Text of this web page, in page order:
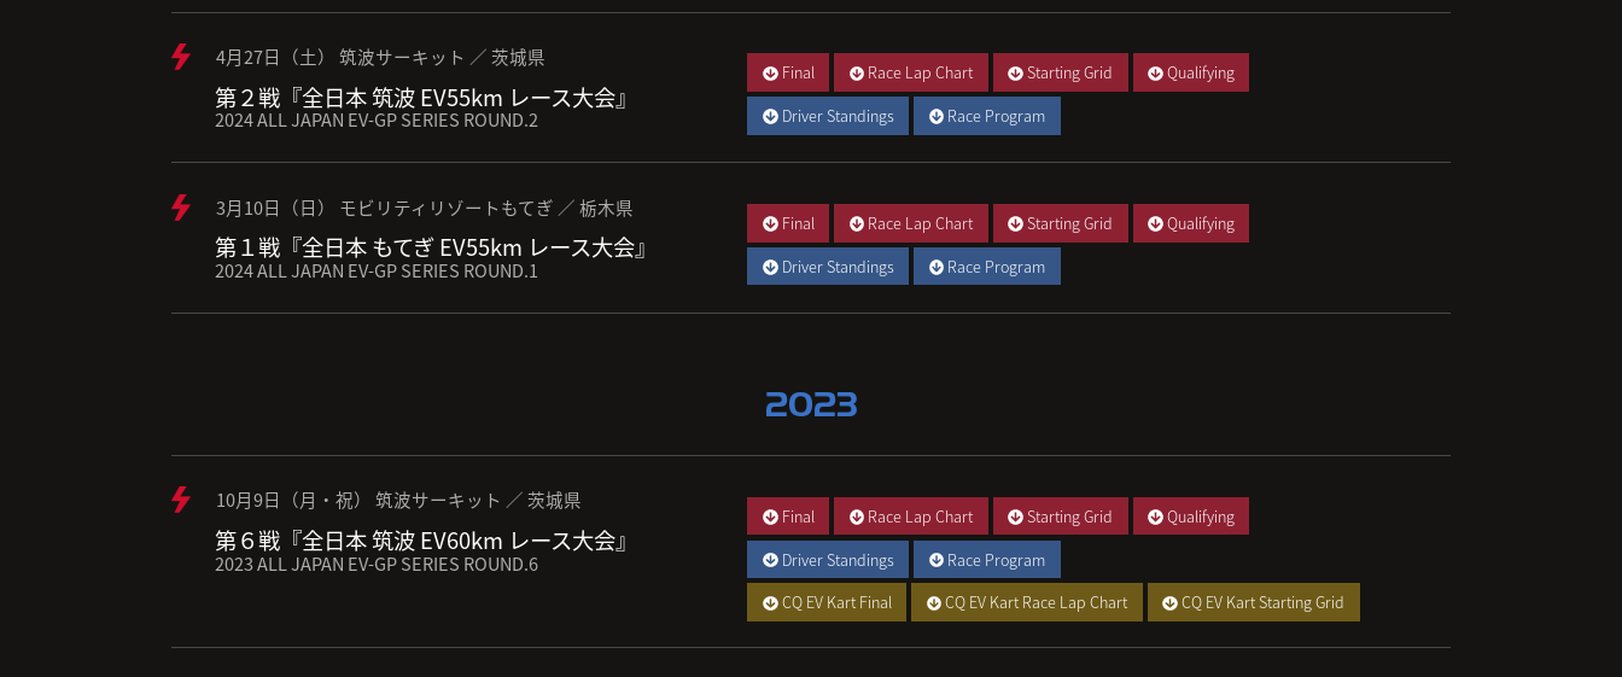
4月27日（土） 筑波サーキット ／ 茨城県
第２戦『全日本 筑波 EV55km レース大会』
2024 ALL JAPAN EV-GP SERIES ROUND.2
Final Race Lap Chart Starting Grid
Qualifying
Driver Standings
Race Program
3月10日（日） モビリティリゾートもてぎ ／ 栃木県
第１戦『全日本 もてぎ EV55km レース大会』
2024 ALL JAPAN EV-GP SERIES ROUND.1
Final Race Lap Chart Starting Grid
Qualifying
Driver Standings
Race Program
2023
10月9日（月・祝） 筑波サーキット ／ 茨城県
第６戦『全日本 筑波 EV60km レース大会』
2023 ALL JAPAN EV-GP SERIES ROUND.6
Final Race Lap Chart Starting Grid
Qualifying
Driver Standings
Race Program
CQ EV Kart Final
CQ EV Kart Race Lap Chart CQ EV Kart Starting Grid